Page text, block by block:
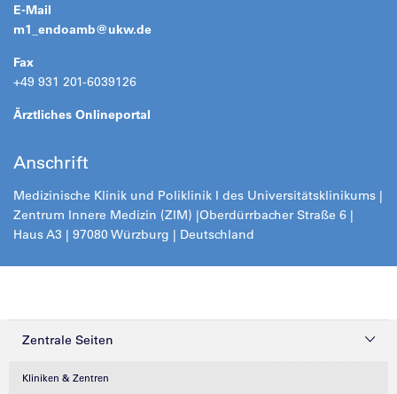
E-Mail
m1_endoamb@ukw.de
Fax
+49 931 201-6039126
Ärztliches Onlineportal
Anschrift
Medizinische Klinik und Poliklinik I des Universitätsklinikums |
Zentrum Innere Medizin (ZIM) |Oberdürrbacher Straße 6 |
Haus A3 | 97080 Würzburg | Deutschland
Zentrale Seiten
Kliniken & Zentren